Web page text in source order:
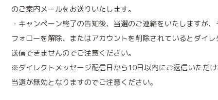
のご案内メールをお送りいたします。
・キャンペーン終了の告知後、当選のご連絡をいたしますが
フォローを解除、またはアカウントを削除されているとダイ
送信できませんのでご注意ください。
※ダイレクトメッセージ配信日から10日以内にご返信いただ
当選が無効となりますのでご注意ください。